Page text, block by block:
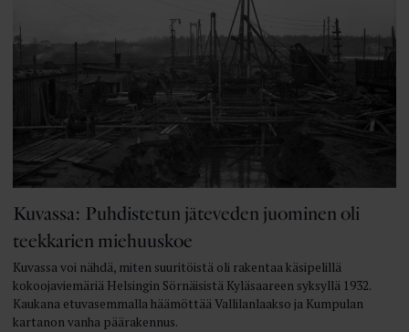
Kuvassa: Puhdistetun jäteveden juominen oli
teekkarien miehuuskoe
Kuvassa voi nähdä, miten suuritöistä oli rakentaa käsipelillä
kokoojaviemäriä Helsingin Sörnäisistä Kyläsaareen syksyllä 1932.
Kaukana etuvasemmalla häämöttää Vallilanlaakso ja Kumpulan
kartanon vanha päärakennus.